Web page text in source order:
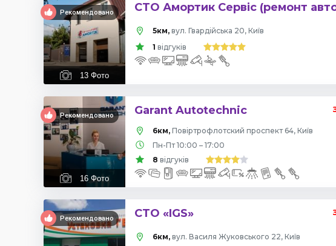
Рекомендовано
13 Фото
СТО Амортик Сервіс (ремонт
5км, вул. Гвардійська 20, Київ
1 відгуків
Рекомендовано
16 Фото
Garant Autotechnic
6км,
Повіртрофлотский проспект 64, Київ
Пн-Пт 10:00 – 17:00
8 відгуків
Рекомендовано СТО «IGS»
6км, вул. Василя Жуковського 22, Київ